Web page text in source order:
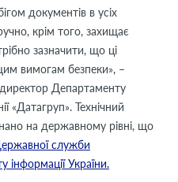
документів в усіх
крім того, захищає
зазначити, що ці
вимогам безпеки», –
Департаменту
«Датагруп». Технічний
на державному рівні, що
служби
інформації України.